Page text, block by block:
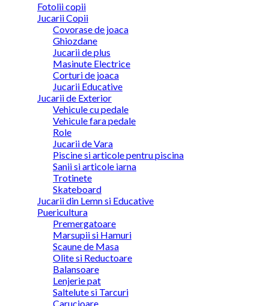
Fotolii copii
Jucarii Copii
Covorase de joaca
Ghiozdane
Jucarii de plus
Masinute Electrice
Corturi de joaca
Jucarii Educative
Jucarii de Exterior
Vehicule cu pedale
Vehicule fara pedale
Role
Jucarii de Vara
Piscine si articole pentru piscina
Sanii si articole iarna
Trotinete
Skateboard
Jucarii din Lemn si Educative
Puericultura
Premergatoare
Marsupii si Hamuri
Scaune de Masa
Olite si Reductoare
Balansoare
Lenjerie pat
Saltelute si Tarcuri
Carucioare